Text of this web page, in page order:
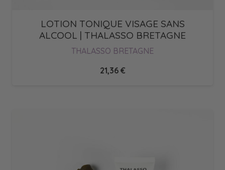
LOTION TONIQUE VISAGE SANS
ALCOOL | THALASSO BRETAGNE
THALASSO BRETAGNE
21,36 €